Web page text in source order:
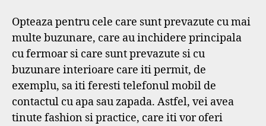
Opteaza pentru cele care sunt prevazute cu mai
multe buzunare, care au inchidere principala
cu fermoar si care sunt prevazute si cu
buzunare interioare care iti permit, de
exemplu, sa iti feresti telefonul mobil de
contactul cu apa sau zapada. Astfel, vei avea
tinute fashion si practice, care iti vor oferi